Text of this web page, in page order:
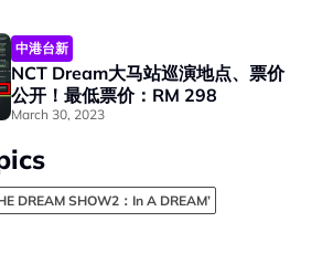
中港台新
NCT Dream大马站巡演地点、票价
公开！最低票价：RM 298
March 30, 2023
DREAM SHOW2：In A DREAM’